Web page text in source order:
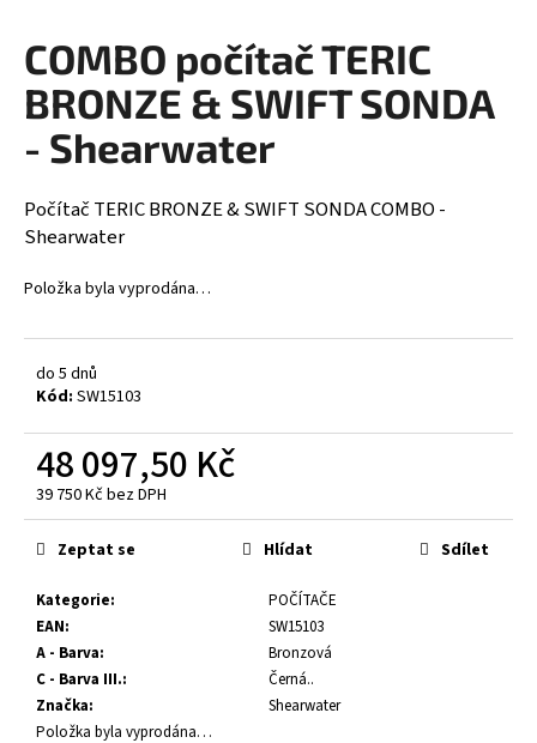
COMBO počítač TERIC
BRONZE & SWIFT SONDA
- Shearwater
Počítač TERIC BRONZE & SWIFT SONDA COMBO -
Shearwater
Položka byla vyprodána…
do 5 dnů
Kód: SW15103
48 097,50 Kč
39 750 Kč bez DPH
Měrná
cena:
Kategorie:
POČÍTAČE
EAN:
SW15103
A - Barva:
Bronzová
C - Barva III.:
Černá..
Značka:
Shearwater
Položka byla vyprodána…
Zeptat se Hlídat Sdílet
j
í
t
?
HLEDAT
D
o
p
o
u
m